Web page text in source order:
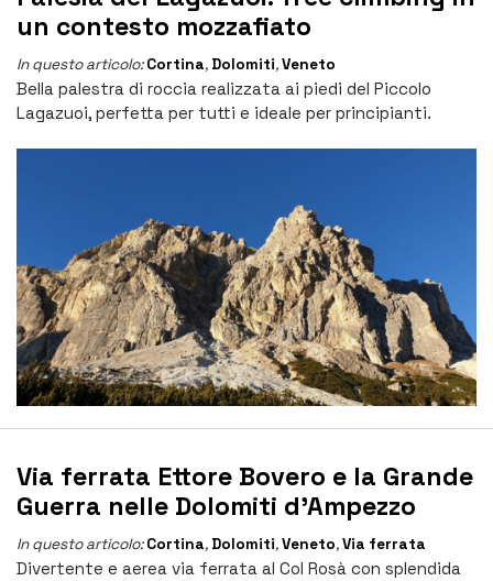
un contesto mozzafiato
In questo articolo:Cortina, Dolomiti,Veneto
Bella palestra di roccia realizzata ai piedi del Piccolo
Lagazuoi, perfetta per tutti e ideale per principianti.
Via ferrata Ettore Bovero e la Grande
Guerra nelle Dolomiti d’Ampezzo
In questo articolo:Cortina, Dolomiti,Veneto,Via ferrata
Divertente e aerea via ferrata al Col Rosà con splendida